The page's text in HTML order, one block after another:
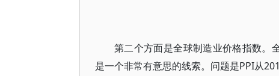
第二个方面是全球制造业价格指数。
是一个非常有意思的线索。问题是PPI从